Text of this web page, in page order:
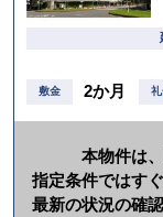
敷金 2か月
本物件は
指定条件ではす
最新の状況の確